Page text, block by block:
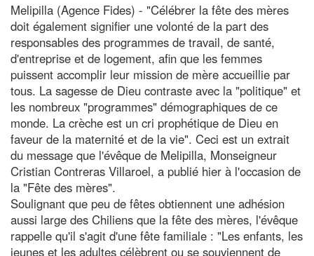
Melipilla (Agence Fides) - "Célébrer la fête des mères
doit également signifier une volonté de la part des
responsables des programmes de travail, de santé,
d'entreprise et de logement, afin que les femmes
puissent accomplir leur mission de mère accueillie par
tous. La sagesse de Dieu contraste avec la "politique" et
les nombreux "programmes" démographiques de ce
monde. La crèche est un cri prophétique de Dieu en
faveur de la maternité et de la vie". Ceci est un extrait
du message que l'évêque de Melipilla, Monseigneur
Cristian Contreras Villaroel, a publié hier à l'occasion de
la "Fête des mères".
Soulignant que peu de fêtes obtiennent une adhésion
aussi large des Chiliens que la fête des mères, l'évêque
rappelle qu'il s'agit d'une fête familiale : "Les enfants, les
jeunes et les adultes célèbrent ou se souviennent de